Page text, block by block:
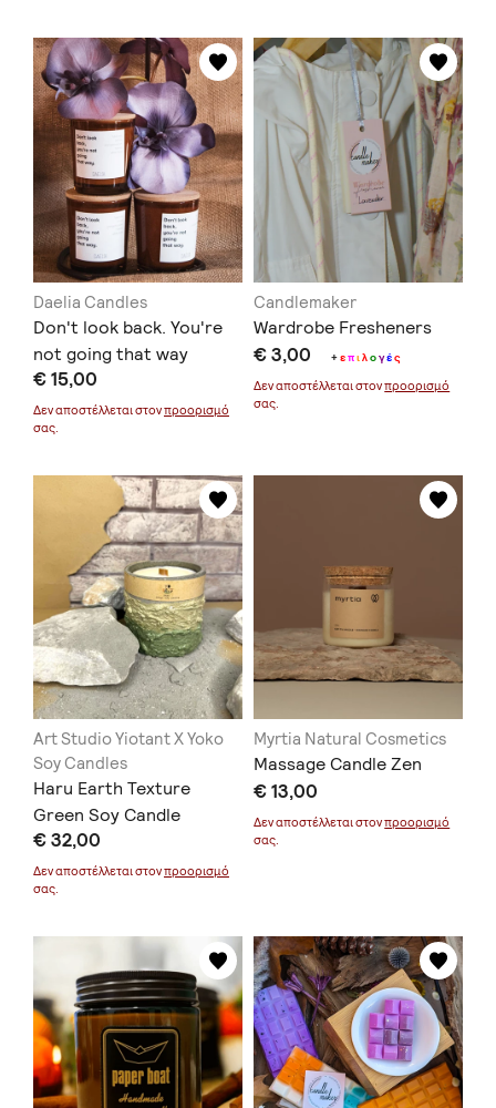
Daelia Candles
Don't look back. You're
not going that way
€ 15,00
Δεν αποστέλλεται στονπροορισμό
σας.
Candlemaker
Wardrobe Fresheners
€ 3,00 +επιλογές
Δεν αποστέλλεται στονπροορισμό
σας.
Art Studio Yiotant X Yoko
Soy Candles
Haru Earth Texture
Green Soy Candle
€ 32,00
Δεν αποστέλλεται στονπροορισμό
σας.
Myrtia Natural Cosmetics
Massage Candle Zen
€ 13,00
Δεν αποστέλλεται στονπροορισμό
σας.